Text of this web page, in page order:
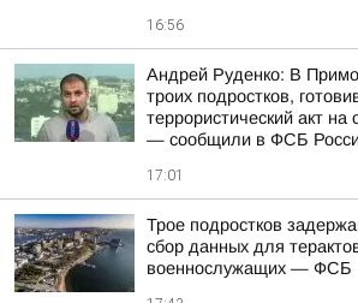
16:56
Андрей Руденко: В
троих подростков,
террористический акт на
— сообщили в ФСБ
17:01
Трое подростков
сбор данных для
военнослужащих — ФСБ